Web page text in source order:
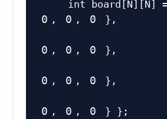
int board [N] [N]
0 , 0 , 0 } ,
0 , 0 , 0 } ,
0 , 0 , 0 } ,
0 , 0 , 0 } } ;